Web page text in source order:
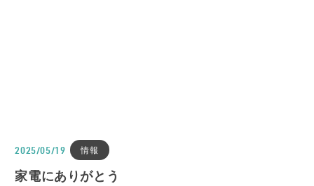
2025/05/19 情報
家電にありがとう